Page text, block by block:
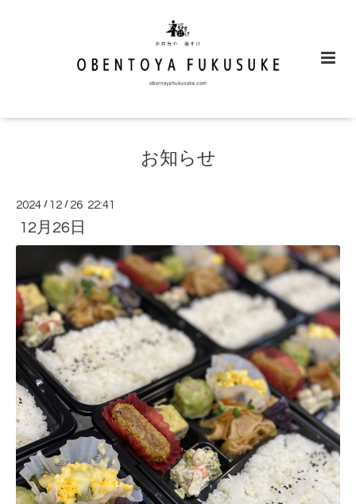
お知らせ
2024 / 12 / 26 22:41
12月26日